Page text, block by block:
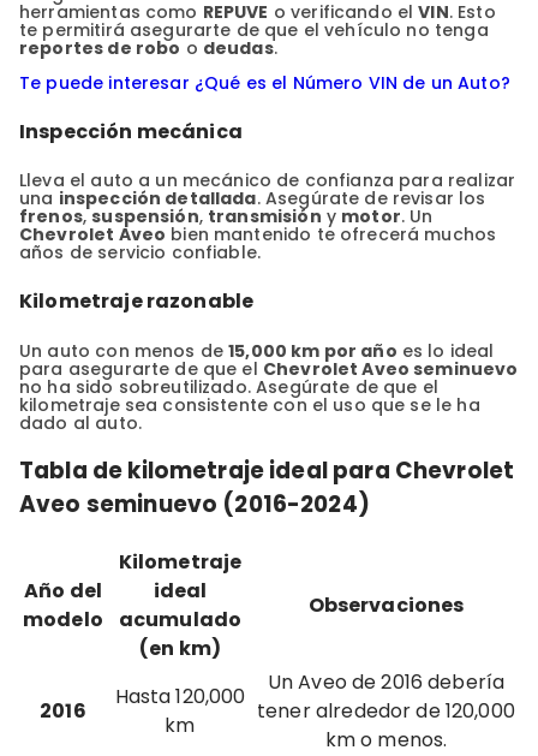
herramientas como REPUVE o verificando elVIN. Esto
te permitirá asegurarte de que el vehículo no tenga
reportes de robo o deudas.
Te puede interesar ¿Qué es el Número VIN de un Auto?
Inspección mecánica
Lleva el auto a un mecánico de confianza para realizar
una inspección detallada. Asegúrate de revisar los
frenos,suspensión, transmisión y motor. Un
Chevrolet Aveo bien mantenido te ofrecerá muchos
años de servicio confiable.
Kilometraje razonable
Un auto con menos de15,000 km por año es lo ideal
para asegurarte de que el Chevrolet Aveo seminuevo
no ha sido sobreutilizado. Asegúrate de que el
kilometraje sea consistente con el uso que se le ha
dado al auto.
Tabla de kilometraje ideal para Chevrolet
Aveo seminuevo (2016-2024)
Año del
modelo
Kilometraje
ideal
acumulado
(en km)
Observaciones
2016
Hasta 120,000
km
Un Aveo de 2016 debería
tener alrededor de 120,000
km o menos.